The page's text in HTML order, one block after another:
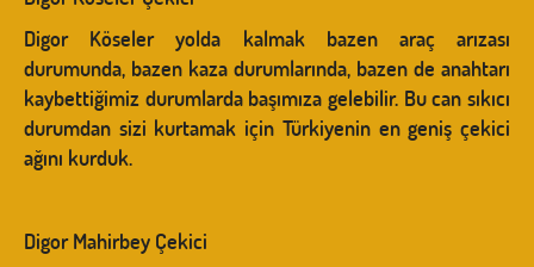
Digor Köseler yolda kalmak bazen araç arızası
durumunda, bazen kaza durumlarında, bazen de anahtarı
kaybettiğimiz durumlarda başımıza gelebilir. Bu can sıkıcı
durumdan sizi kurtamak için Türkiyenin en geniş çekici
ağını kurduk.
Digor Mahirbey Çekici